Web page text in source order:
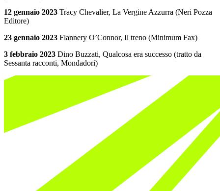
12 gennaio 2023 Tracy Chevalier, La Vergine Azzurra (Neri Pozza
Editore)
23 gennaio 2023 Flannery O’Connor, Il treno (Minimum Fax)
3 febbraio 2023 Dino Buzzati, Qualcosa era successo (tratto da
Sessanta racconti, Mondadori)